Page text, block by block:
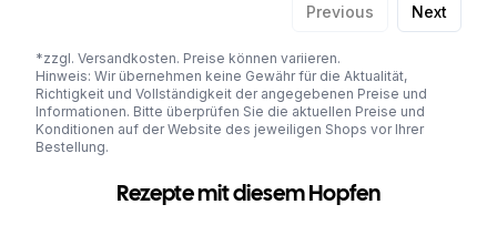
Previous Next
*zzgl. Versandkosten. Preise können variieren.
Hinweis: Wir übernehmen keine Gewähr für die Aktualität,
Richtigkeit und Vollständigkeit der angegebenen Preise und
Informationen. Bitte überprüfen Sie die aktuellen Preise und
Konditionen auf der Website des jeweiligen Shops vor Ihrer
Bestellung.
Rezepte mit diesem Hopfen